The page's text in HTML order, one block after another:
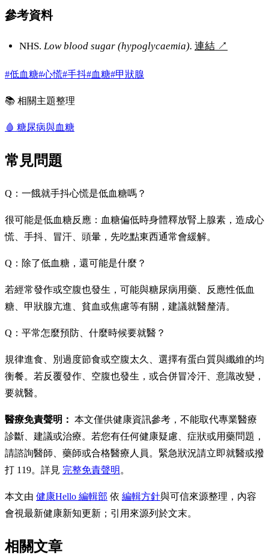
參考資料
NHS. Low blood sugar (hypoglycaemia). 連結 ↗
#低血糖#心慌#手抖#血糖#甲狀腺
📚 相關主題整理
🩸 糖尿病與血糖
常見問題
Q：一餓就手抖心慌是低血糖嗎？
很可能是低血糖反應：血糖偏低時身體釋放腎上腺素，造成心
慌、手抖、冒汗、頭暈，先吃點東西通常會緩解。
Q：除了低血糖，還可能是什麼？
若經常發作或空腹也發生，可能與糖尿病用藥、反應性低血
糖、甲狀腺亢進、貧血或焦慮等有關，建議就醫釐清。
Q：平常怎麼預防、什麼時候要就醫？
規律進食、別過度節食或空腹太久、選擇有蛋白質與纖維的均
衡餐。若反覆發作、空腹也發生，或合併冒冷汗、意識改變，
要就醫。
醫療免責聲明： 本文僅供健康資訊參考，不能取代專業醫療
診斷、建議或治療。若您有任何健康疑慮、症狀或用藥問題，
請諮詢醫師、藥師或合格醫療人員。緊急狀況請立即就醫或撥
打 119。詳見 完整免責聲明 。
本文由 健康Hello 編輯部 依 編輯方針與可信來源整理，內容
會視最新健康新知更新；引用來源列於文末。
相關文章